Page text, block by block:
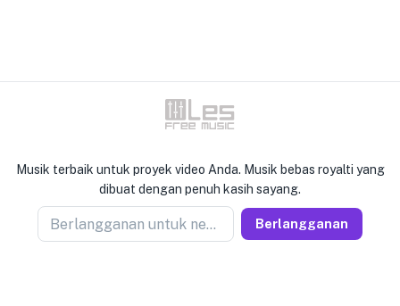
Musik terbaik untuk proyek video Anda. Musik bebas royalti yang
dibuat dengan penuh kasih sayang.
Berlangganan untuk newseller Berlangganan